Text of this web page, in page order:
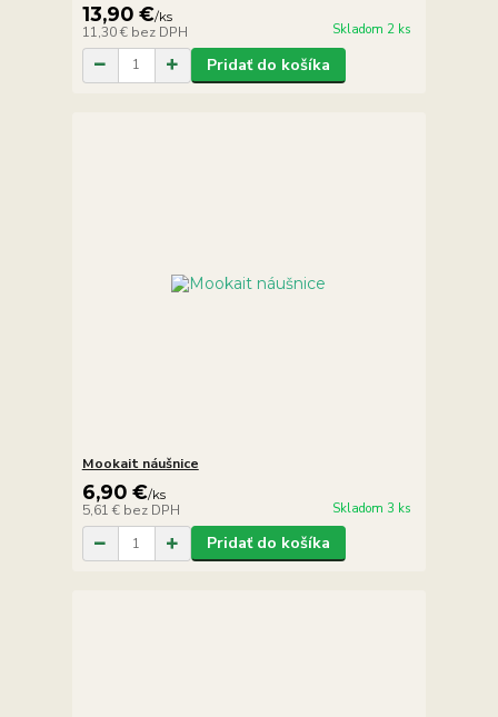
13,90 €/ks
11,30 € bez DPH Skladom 2 ks
Pridať do košíka
Mookait náušnice
6,90 €/ks
5,61 € bez DPH Skladom 3 ks
Pridať do košíka